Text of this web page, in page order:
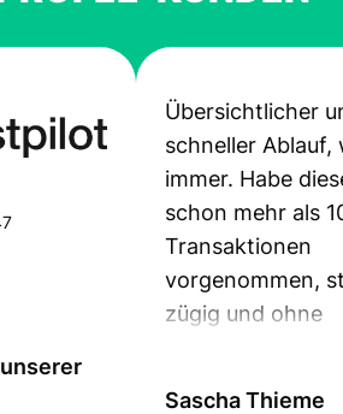
Übersichtlicher
schneller Ablauf,
immer. Habe
schon mehr als
Transaktionen
vorgenommen,
zügig und ohne
Sascha Thieme